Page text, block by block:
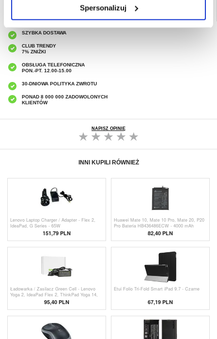
Spersonalizuj
SZYBKA DOSTAWA
CLUB TRENDY
7% ZNIŻKI
OBSŁUGA TELEFONICZNA
PON.-PT. 12.00-15.00
30-DNIOWA POLITYKA ZWROTU
PONAD 8 000 000 ZADOWOLONYCH
KLIENTÓW
NAPISZ OPINIĘ
INNI KUPILI RÓWNIEŻ
Lenovo Laptop Charger / Adapter - Flex 2,
IdeaPad, G Series - 65W
151,79 PLN
Huawei Mate 10, Mate 10 Pro, Mate 20, P20
Pro Bateria HB436486ECW - 4000 mAh
82,40 PLN
Ładowarka / Zasilacz Green Cell - Lenovo
Yoga 2, IdeaPad Flex 2, ThinkPad Yoga 14,
95,40 PLN
Etui Folio Tri-Fold Smart iPad 9.7 - Czarne
67,19 PLN